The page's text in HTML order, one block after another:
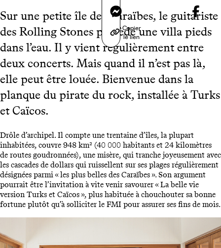
Messenger
Copier
le lien
Sur une petite île des Caraïbes, le guitariste
des Rolling Stones possède une villa pieds
dans l’eau. Il y vient régulièrement entre
deux concerts. Mais quand il n’est pas là,
elle peut être louée. Bienvenue dans la
planque du pirate du rock, installée à Turks
et Caïcos.
Drôle d’archipel. Il compte une trentaine d’îles, la plupart
inhabitées, couvre 948 km² (40 000 habitants et 24 kilomètres
de routes goudronnées), une misère, qui tranche joyeusement avec
les cascades de dollars qui ruissellent sur ses plages régulièrement
désignées parmi « les plus belles des Caraïbes ». Son argument
pourrait être l’invitation à vite venir savourer « La belle vie
version Turks et Caïcos », plus habituée à chouchouter sa bonne
fortune plutôt qu’à solliciter le FMI pour assurer ses fins de mois.